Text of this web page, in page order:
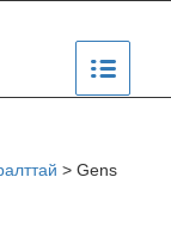
> Gens